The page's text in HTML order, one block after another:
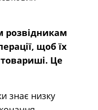
розвідникам
щоб їх
Це
знає низку